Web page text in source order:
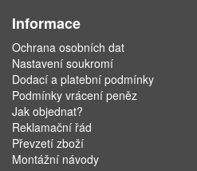
Informace
Ochrana osobních dat
Nastavení soukromí
Dodací a platební podmínky
Podmínky vrácení peněz
Jak objednat?
Reklamační řád
Převzetí zboží
Montážní návody